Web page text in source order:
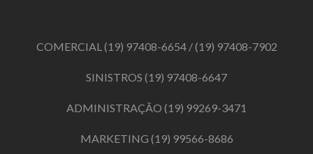
COMERCIAL(19) 97408-6654/(19) 97408-7902
SINISTROS (19) 97408-6647
ADMINISTRAÇÃO (19) 99269-3471
MARKETING (19) 99566-8686